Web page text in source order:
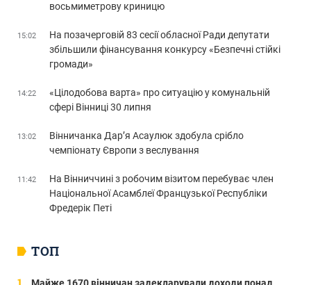
ТОП
восьмиметрову криницю
15:02
На позачерговій 83 сесії обласної Ради депутати
збільшили фінансування конкурсу «Безпечні стійкі
громади»
14:22
«Цілодобова варта» про ситуацію у комунальній
сфері Вінниці 30 липня
13:02
Вінничанка Дар’я Асаулюк здобула срібло
чемпіонату Європи з веслування
11:42
На Вінниччині з робочим візитом перебуває член
Національної Асамблеї Французької Республіки
Фредерік Петі